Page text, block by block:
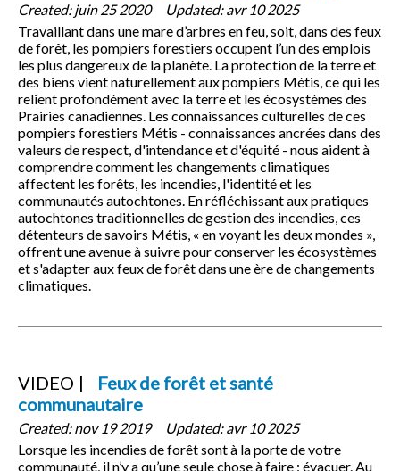
Created:juin 25 2020 Updated:avr 10 2025
Travaillant dans une mare d’arbres en feu, soit, dans des feux
de forêt, les pompiers forestiers occupent l’un des emplois
les plus dangereux de la planète. La protection de la terre et
des biens vient naturellement aux pompiers Métis, ce qui les
relient profondément avec la terre et les écosystèmes des
Prairies canadiennes. Les connaissances culturelles de ces
pompiers forestiers Métis - connaissances ancrées dans des
valeurs de respect, d'intendance et d'équité - nous aident à
comprendre comment les changements climatiques
affectent les forêts, les incendies, l'identité et les
communautés autochtones. En réfléchissant aux pratiques
autochtones traditionnelles de gestion des incendies, ces
détenteurs de savoirs Métis, « en voyant les deux mondes »,
offrent une avenue à suivre pour conserver les écosystèmes
et s'adapter aux feux de forêt dans une ère de changements
climatiques.
VIDEO
Feux de forêt et santé
communautaire
Created:nov 19 2019 Updated:avr 10 2025
Lorsque les incendies de forêt sont à la porte de votre
communauté, il n’y a qu’une seule chose à faire : évacuer. Au